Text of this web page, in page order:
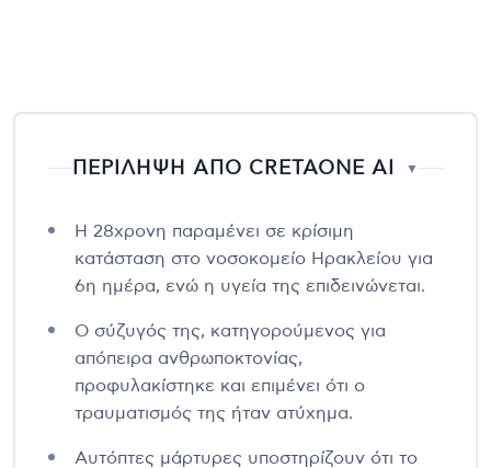
ΠΕΡΙΛΗΨΗ ΑΠΟ CRETAONE AI ▼
Η 28χρονη παραμένει σε κρίσιμη
κατάσταση στο νοσοκομείο Ηρακλείου για
6η ημέρα, ενώ η υγεία της επιδεινώνεται.
Ο σύζυγός της, κατηγορούμενος για
απόπειρα ανθρωποκτονίας,
προφυλακίστηκε και επιμένει ότι ο
τραυματισμός της ήταν ατύχημα.
Αυτόπτες μάρτυρες υποστηρίζουν ότι το